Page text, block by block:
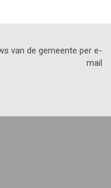
van de gemeente per e-
mail